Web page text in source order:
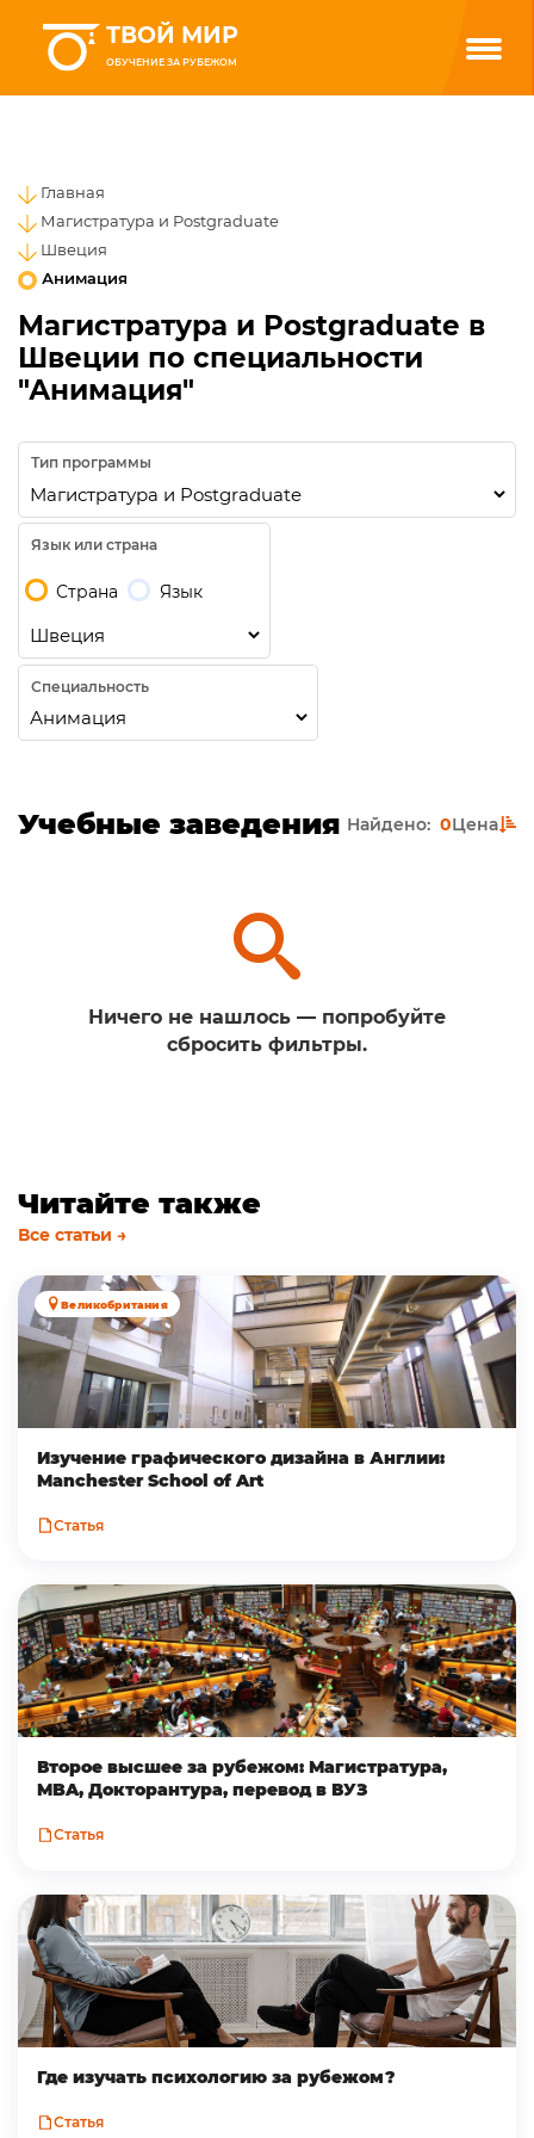
ТВОЙ МИР
ОБУЧЕНИЕ ЗА РУБЕЖОМ
Главная
Магистратура и Postgraduate
Швеция
Анимация
Магистратура и Postgraduate в
Швеции по специальности
"Анимация"
Тип программы
Язык или страна
Страна Язык
Специальность
Учебные заведения Найдено: 0Цена
Ничего не нашлось — попробуйте
сбросить фильтры.
Читайте также
Все статьи →
Великобритания
Изучение графического дизайна в Англии:
Manchester School of Art
Статья
Второе высшее за рубежом: Магистратура,
MBA, Докторантура, перевод в ВУЗ
Статья
Где изучать психологию за рубежом?
Статья